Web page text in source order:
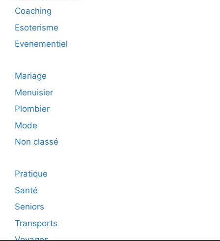
Coaching
Esoterisme
Evenementiel
Mariage
Menuisier
Plombier
Mode
Non classé
Pratique
Santé
Seniors
Transports